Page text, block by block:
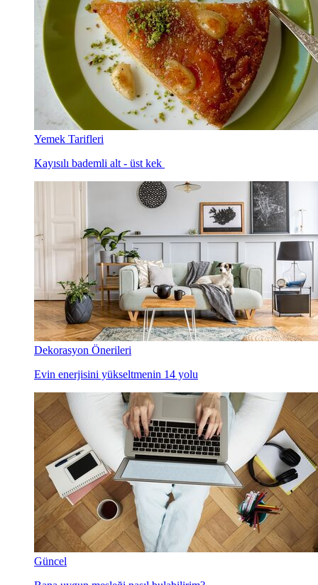
Yemek Tarifleri
Kayısılı bademli alt - üst kek
Dekorasyon Önerileri
Evin enerjisini yükseltmenin 14 yolu
Güncel